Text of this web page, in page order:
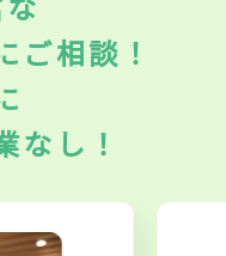
ご相談！
なし！